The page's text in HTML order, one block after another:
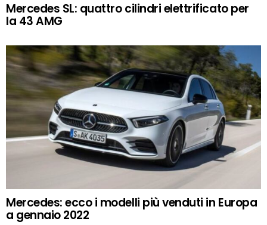
Mercedes SL: quattro cilindri elettrificato per
la 43 AMG
Mercedes: ecco i modelli più venduti in Europa
a gennaio 2022